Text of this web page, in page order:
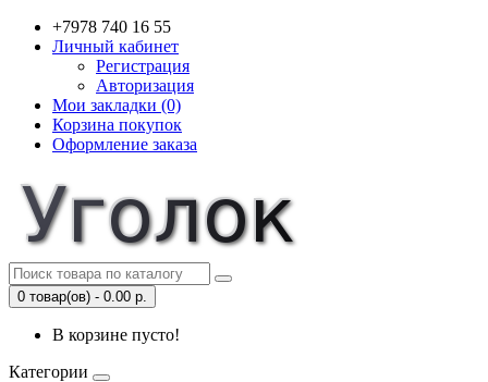
+7978 740 16 55
Личный кабинет
Регистрация
Авторизация
Мои закладки (0)
Корзина покупок
Оформление заказа
0 товар(ов) - 0.00 р.
В корзине пусто!
Категории